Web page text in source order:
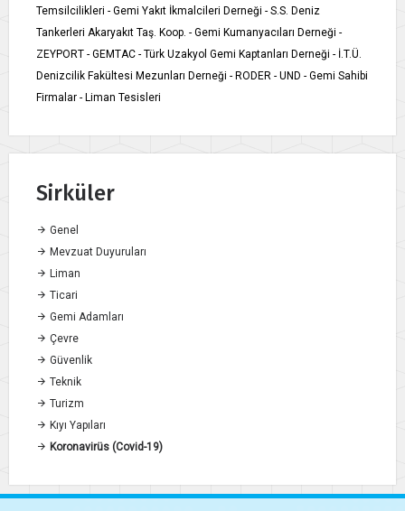
Temsilcilikleri - Gemi Yakıt İkmalcileri Derneği - S.S. Deniz
Tankerleri Akaryakıt Taş. Koop. - Gemi Kumanyacıları Derneği -
ZEYPORT - GEMTAC - Türk Uzakyol Gemi Kaptanları Derneği - İ.T.Ü.
Denizcilik Fakültesi Mezunları Derneği - RODER - UND - Gemi Sahibi
Firmalar - Liman Tesisleri
Sirküler
Genel
Mevzuat Duyuruları
Liman
Ticari
Gemi Adamları
Çevre
Güvenlik
Teknik
Turizm
Kıyı Yapıları
Koronavirüs (Covid-19)